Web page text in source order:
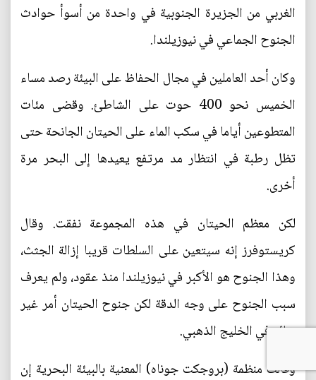
الغربي من الجزيرة الجنوبية في واحدة من أسوأ حوادث
الجنوح الجماعي في نيوزيلندا.
وكان أحد العاملين في مجال الحفاظ على البيئة رصد مساء
الخميس نحو 400 حوت على الشاطئ. وقضى مئات
المتطوعين أياما في سكب الماء على الحيتان الجانحة حتى
تظل رطبة في انتظار مد مرتفع يعيدها إلى البحر مرة
أخرى.
لكن معظم الحيتان في هذه المجموعة نفقت. وقال
كريستوفرز إنه سيتعين على السلطات قريبا إزالة الجثث،
وهذا الجنوح هو الأكبر في نيوزيلندا منذ عقود، ولم يعرف
سبب الجنوح على وجه الدقة لكن جنوح الحيتان أمر غير
شائع في الخليج الذهبي.
وقالت منظمة (بروجكت جوناه) المعنية بالبيئة البحرية إن